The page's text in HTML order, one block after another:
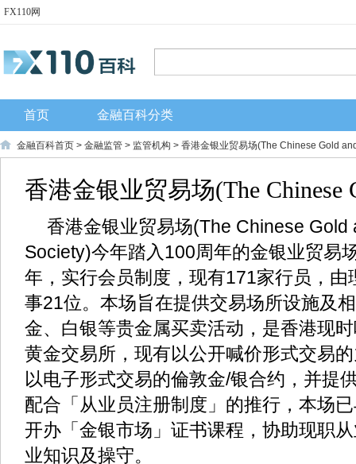
FX110网
首页 金融百科分类
金融百科首页 > 金融监管 > 监管机构 > 香港金银业贸易场(The Chinese Gold
香港金银业贸易场(The Chinese
Silver Exchange Society)
香港金银业贸易场(The Chinese
Society)今年踏入100周年的金银业贸易
年，实行会员制度，现有171家行员，
事21位。本场旨在提供交易场所设施及
金、白银等贵金属买卖活动，是香港现
黄金交易所，现有以公开喊价形式交易
以电子形式交易的倫敦金/银合约，并提
配合「从业员注册制度」的推行，本场
开办「金银市场」证书课程，协助现职
业知识及操守。